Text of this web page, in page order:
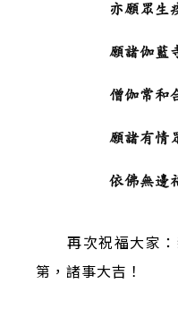
亦願眾生
願諸伽藍
僧伽常和
願諸有情
依佛無邊
再次祝福大家：
第，諸事大吉！